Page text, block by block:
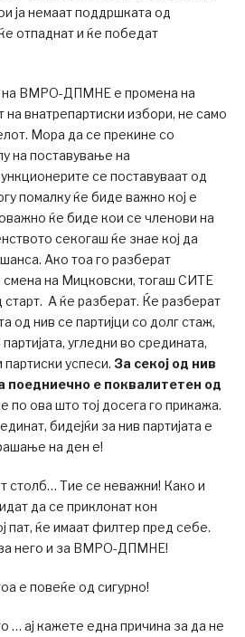
ја немаат поддршката од
отпаднат и ќе победат
на ВМРО-ДПМНЕ е промена на
на внатрепартиски избори, не само
Мора да се прекине со
на поставување на
се поставуваат од
помалку ќе биде важно кој е
ќе биде кои се членови на
секогаш ќе знае кој да
Ако тоа го разберат
смена на Мицковски, тогаш СИТЕ
А ќе разберат. Ќе разберат
од нив се партијци со долг стаж,
угледни во средината,
успеси. За секој од нив
поедниечно е поквалитетен од
по ова што тој досега го прикажа.
бидејќи за нив партијата е
на ден е!
столб… Тие се неважни! Како и
да се приклонат кон
пат, ќе имаат филтер пред себе.
за него и за ВМРО-ДПМНЕ!
е повеќе од сигурно!
… ај кажете една причина за да не